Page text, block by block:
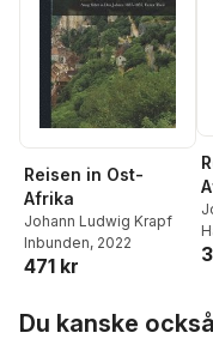
Reisen in Ost-
Afrika
Johann Ludwig Krapf
Inbunden, 2022
471 kr
Du kanske